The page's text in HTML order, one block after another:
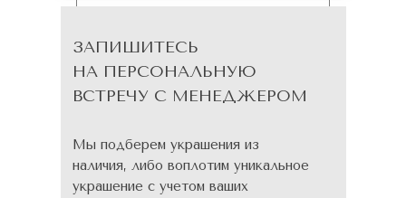
ЗАПИШИТЕСЬ
НА ПЕРСОНАЛЬНУЮ
ВСТРЕЧУ С МЕНЕДЖЕРОМ
Мы подберем украшения из
наличия, либо воплотим уникальное
украшение с учетом ваших